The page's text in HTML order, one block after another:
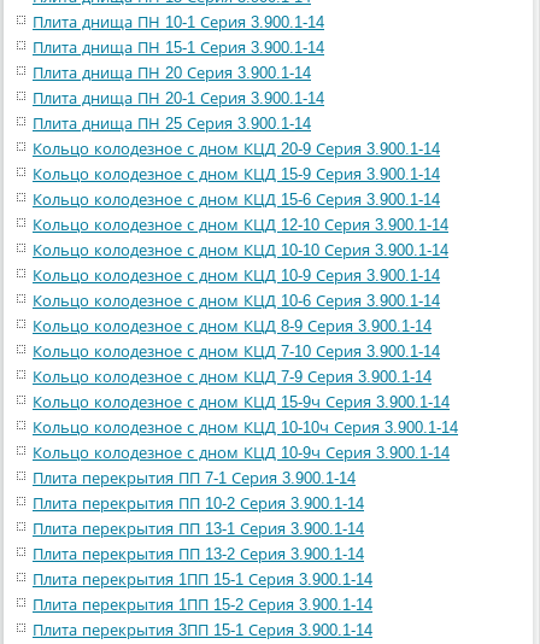
Плита днища ПН 10-1 Серия 3.900.1-14
Плита днища ПН 15-1 Серия 3.900.1-14
Плита днища ПН 20 Серия 3.900.1-14
Плита днища ПН 20-1 Серия 3.900.1-14
Плита днища ПН 25 Серия 3.900.1-14
Кольцо колодезное с дном КЦД 20-9 Серия 3.900.1-14
Кольцо колодезное с дном КЦД 15-9 Серия 3.900.1-14
Кольцо колодезное с дном КЦД 15-6 Серия 3.900.1-14
Кольцо колодезное с дном КЦД 12-10 Серия 3.900.1-14
Кольцо колодезное с дном КЦД 10-10 Серия 3.900.1-14
Кольцо колодезное с дном КЦД 10-9 Серия 3.900.1-14
Кольцо колодезное с дном КЦД 10-6 Серия 3.900.1-14
Кольцо колодезное с дном КЦД 8-9 Серия 3.900.1-14
Кольцо колодезное с дном КЦД 7-10 Серия 3.900.1-14
Кольцо колодезное с дном КЦД 7-9 Серия 3.900.1-14
Кольцо колодезное с дном КЦД 15-9ч Серия 3.900.1-14
Кольцо колодезное с дном КЦД 10-10ч Серия 3.900.1-14
Кольцо колодезное с дном КЦД 10-9ч Серия 3.900.1-14
Плита перекрытия ПП 7-1 Серия 3.900.1-14
Плита перекрытия ПП 10-2 Серия 3.900.1-14
Плита перекрытия ПП 13-1 Серия 3.900.1-14
Плита перекрытия ПП 13-2 Серия 3.900.1-14
Плита перекрытия 1ПП 15-1 Серия 3.900.1-14
Плита перекрытия 1ПП 15-2 Серия 3.900.1-14
Плита перекрытия 3ПП 15-1 Серия 3.900.1-14